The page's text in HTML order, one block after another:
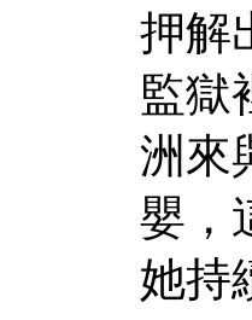
押解
監獄
洲來
嬰，
她持